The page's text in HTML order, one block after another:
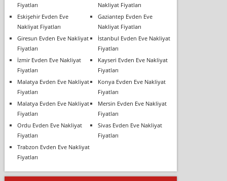
Fiyatları
Nakliyat Fiyatları
Eskişehir Evden Eve
Nakliyat Fiyatları
Gaziantep Evden Eve
Nakliyat Fiyatları
Giresun Evden Eve Nakliyat
Fiyatları
İstanbul Evden Eve Nakliyat
Fiyatları
İzmir Evden Eve Nakliyat
Fiyatları
Kayseri Evden Eve Nakliyat
Fiyatları
Malatya Evden Eve Nakliyat
Fiyatları
Konya Evden Eve Nakliyat
Fiyatları
Malatya Evden Eve Nakliyat
Fiyatları
Mersin Evden Eve Nakliyat
Fiyatları
Ordu Evden Eve Nakliyat
Fiyatları
Sivas Evden Eve Nakliyat
Fiyatları
Trabzon Evden Eve Nakliyat
Fiyatları